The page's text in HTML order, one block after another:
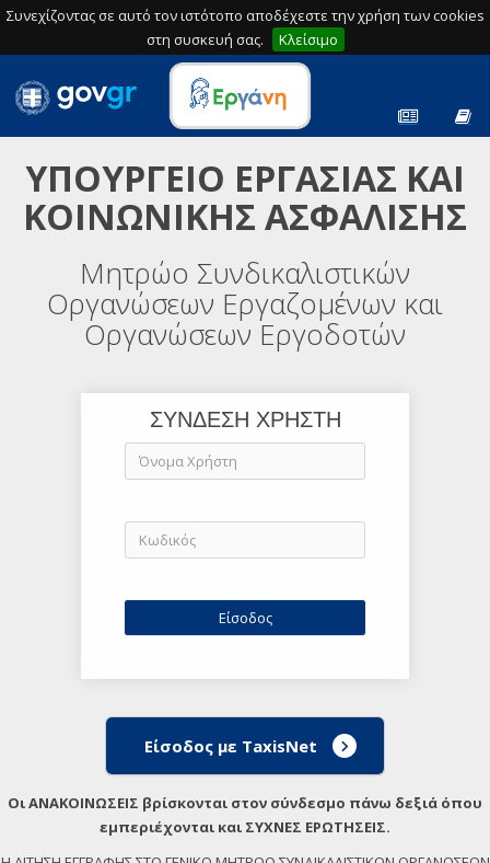
Συνεχίζοντας σε αυτό τον ιστότοπο αποδέχεστε την χρήση των cookies
στη συσκευή σας.
Κλείσιμο
ΥΠΟΥΡΓΕΙΟ ΕΡΓΑΣΙΑΣ ΚΑΙ
ΚΟΙΝΩΝΙΚΗΣ ΑΣΦΑΛΙΣΗΣ
Μητρώο Συνδικαλιστικών
Οργανώσεων Εργαζομένων και
Οργανώσεων Εργοδοτών
ΣΥΝΔΕΣΗ ΧΡΗΣΤΗ
Είσοδος με TaxisNet
Οι ΑΝΑΚΟΙΝΩΣΕΙΣ βρίσκονται στον σύνδεσμο πάνω δεξιά όπου
εμπεριέχονται και ΣΥΧΝΕΣ ΕΡΩΤΗΣΕΙΣ.